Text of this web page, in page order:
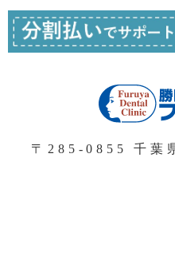
〒285-0855 千葉